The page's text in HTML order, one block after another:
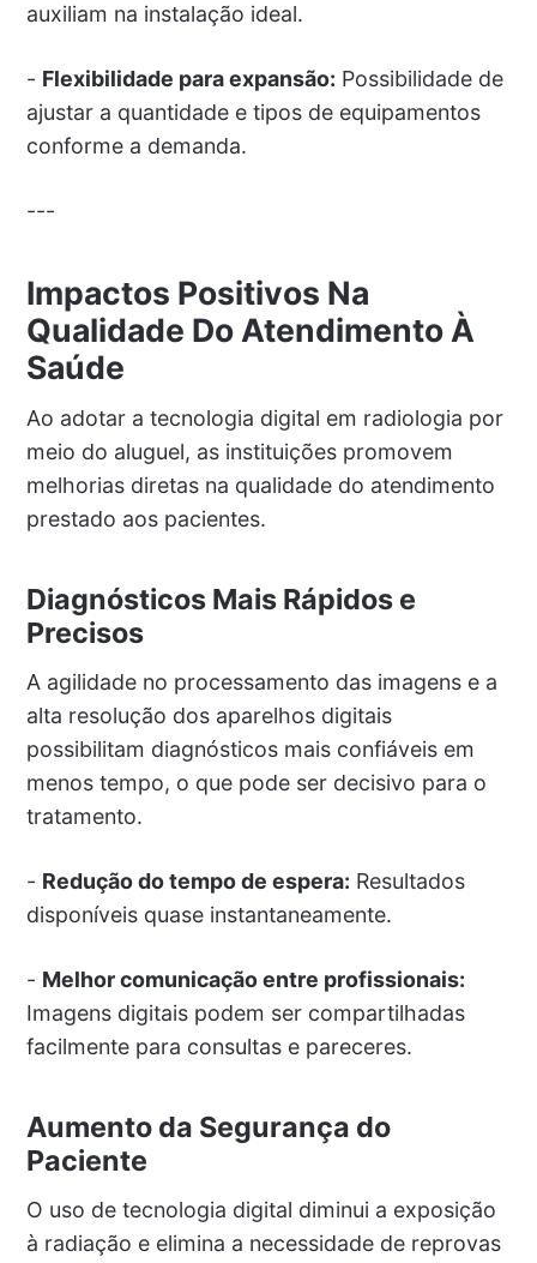
auxiliam na instalação ideal.
- Flexibilidade para expansão: Possibilidade de
ajustar a quantidade e tipos de equipamentos
conforme a demanda.
---
Impactos Positivos Na
Qualidade Do Atendimento À
Saúde
Ao adotar a tecnologia digital em radiologia por
meio do aluguel, as instituições promovem
melhorias diretas na qualidade do atendimento
prestado aos pacientes.
Diagnósticos Mais Rápidos e
Precisos
A agilidade no processamento das imagens e a
alta resolução dos aparelhos digitais
possibilitam diagnósticos mais confiáveis em
menos tempo, o que pode ser decisivo para o
tratamento.
- Redução do tempo de espera: Resultados
disponíveis quase instantaneamente.
- Melhor comunicação entre profissionais:
Imagens digitais podem ser compartilhadas
facilmente para consultas e pareceres.
Aumento da Segurança do
Paciente
O uso de tecnologia digital diminui a exposição
à radiação e elimina a necessidade de reprovas